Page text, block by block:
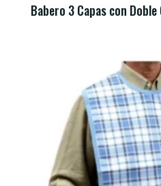
Babero 3 Capas con